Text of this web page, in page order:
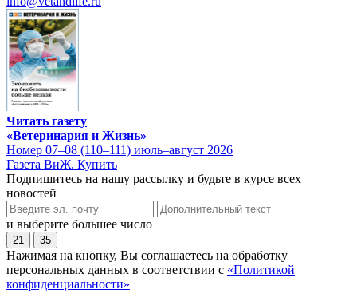
Читать газету
«Ветеринария и Жизнь»
Номер 07–08 (110–111) июль–август 2026
Газета ВиЖ. Купить
Подпишитесь на нашу рассылку и будьте в курсе всех
новостей
и выберите большее число
21 35
Нажимая на кнопку, Вы соглашаетесь на обработку
персональных данных в соответствии с «Политикой
конфиденциальности»